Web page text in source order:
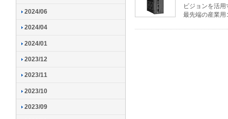
ビジョンを活
最先端の産業用
2024/06
2024/04
2024/01
2023/12
2023/11
2023/10
2023/09